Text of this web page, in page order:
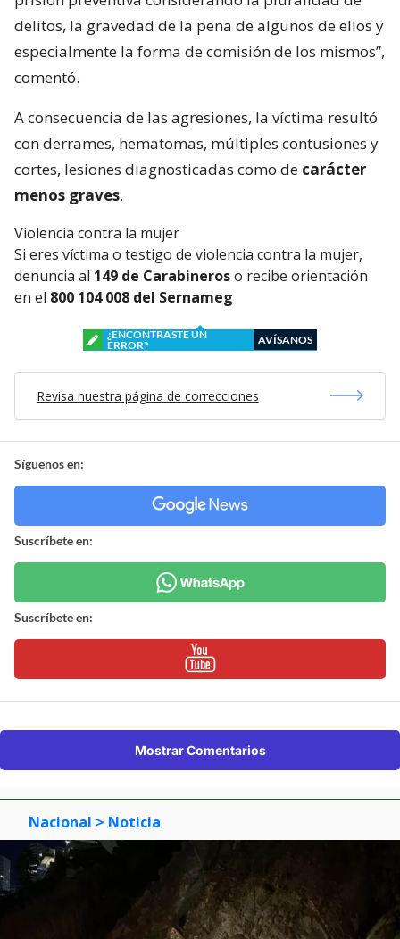
delitos, la gravedad de la pena de algunos de ellos y
especialmente la forma de comisión de los mismos”,
comentó.
A consecuencia de las agresiones, la víctima resultó
con derrames, hematomas, múltiples contusiones y
cortes, lesiones diagnosticadas como de carácter
menos graves.
Violencia contra la mujer
Si eres víctima o testigo de violencia contra la mujer,
denuncia al 149 de Carabineroso recibe orientación
en el 800 104 008 del Sernameg
¿ENCONTRASTE UN
ERROR?
AVÍSANOS
Revisa nuestra página de correcciones
Síguenos en:
Suscríbete en:
Suscríbete en:
Mostrar Comentarios
Nacional > Noticia